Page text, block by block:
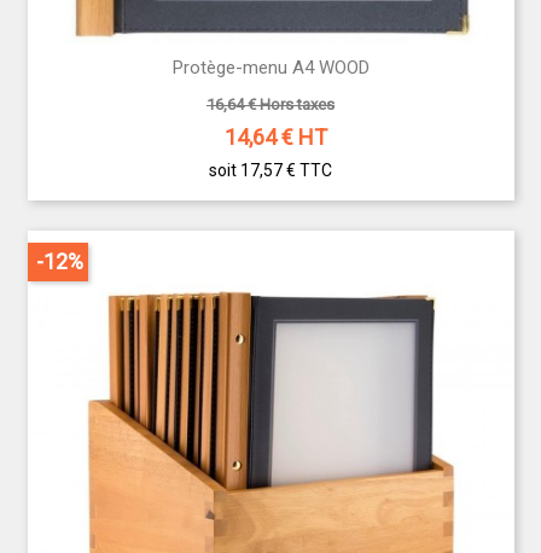
Protège-menu A4 WOOD
16,64 € Hors taxes
14,64€ HT
soit 17,57 € TTC
-12%